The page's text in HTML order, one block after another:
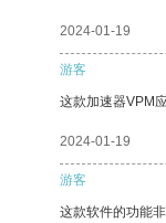
2024-01-19
游客
这款加速器VPM
2024-01-19
游客
这款软件的功能